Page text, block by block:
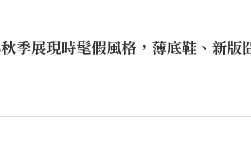
季展現時髦假風格，薄底鞋、新版